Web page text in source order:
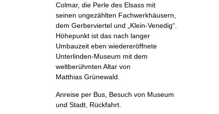
Colmar, die Perle des Elsass mit
seinen ungezählten Fachwerkhäusern,
dem Gerberviertel und „Klein-Venedig“.
Höhepunkt ist das nach langer
Umbauzeit eben wiedereröffnete
Unterlinden-Museum mit dem
weltberühmten Altar von
Matthias Grünewald.
Anreise per Bus, Besuch von Museum
und Stadt, Rückfahrt.